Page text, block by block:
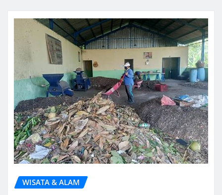
WISATA & ALAM